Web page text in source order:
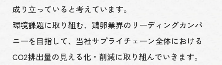
成り⽴っていると考えています。
環境課題に取り組む、鶏卵業界のリーディングカンパ
ニーを⽬指して、当社サプライチェーン全体における
CO2排出量の⾒える化・削減に取り組んでいきます。